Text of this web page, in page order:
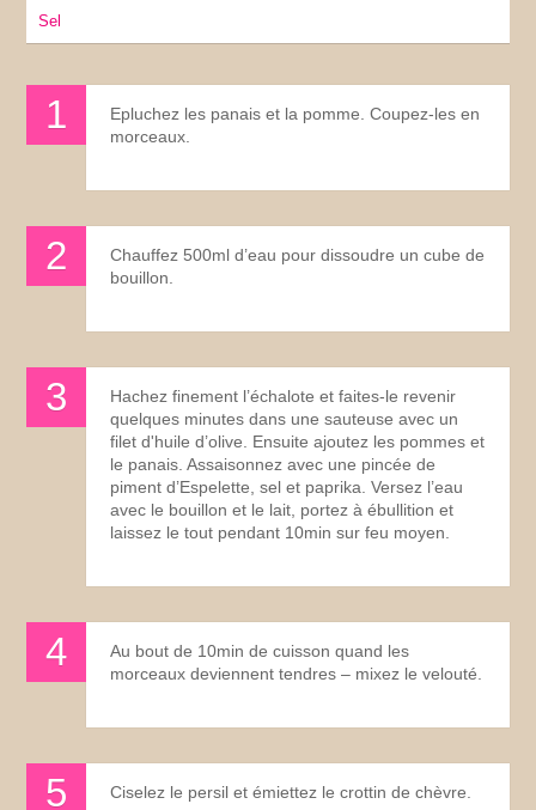
sel
Epluchez les panais et la pomme. Coupez-les en
morceaux.
Chauffez 500ml d’eau pour dissoudre un cube de
bouillon.
Hachez finement l’échalote et faites-le revenir
quelques minutes dans une sauteuse avec un
filet d'huile d’olive. Ensuite ajoutez les pommes et
le panais. Assaisonnez avec une pincée de
piment d’Espelette, sel et paprika. Versez l’eau
avec le bouillon et le lait, portez à ébullition et
laissez le tout pendant 10min sur feu moyen.
Au bout de 10min de cuisson quand les
morceaux deviennent tendres – mixez le velouté.
Ciselez le persil et émiettez le crottin de chèvre.